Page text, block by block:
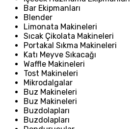
Bar Ekipmanları
Blender
Limonata Makineleri
Sıcak Çikolata Makineleri
Portakal Sıkma Makineleri
Katı Meyve Sıkacağı
Waffle Makineleri
Tost Makineleri
Mikrodalgalar
Buz Makineleri
Buz Makineleri
Buzdolapları
Buzdolapları